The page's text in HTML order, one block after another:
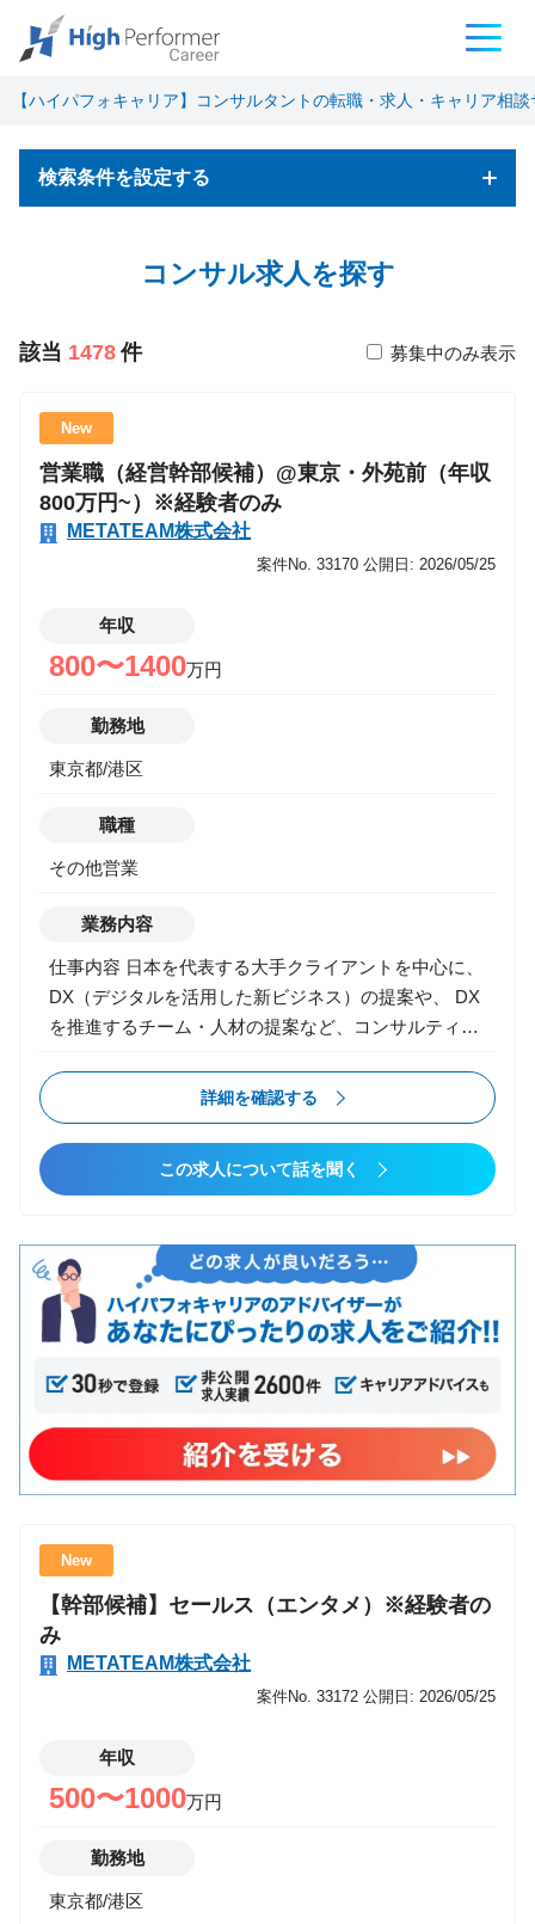
【ハイパフォキャリア】コンサルタントの転職・求人・キャリア相談
コンサル求人を探す
該当 1478 件 募集中のみ表示
New
営業職（経営幹部候補）@東京・外苑前（年収
800万円~）※経験者のみ
METATEAM株式会社
案件No. 33170 公開日: 2026/05/25
年収
800〜1400万円
勤務地
東京都/港区
職種
その他営業
業務内容
仕事内容 日本を代表する大手クライアントを中心に、
DX（デジタルを活用した新ビジネス）の提案や、 DX
を推進するチーム・人材の提案など、コンサルティン
容 ・IT人財でのソリューション提案（1名〜数十名の
チーム単位で提案） ・IT人財との連携（在籍エンジニ
ア/コンサルタントとの連携） ・新規顧客獲得、顧客
深耕 ・事業戦略立案、実行 ・メンバーマネジメント
営幹部候補として、事業戦略立案・事業拡大もお任せ
していく想定です ■ 入社後の研修体制 １．入社オリエ
ンテーション（入社日／1日座学） ２．OJT研修（入
しています ３．上長との月次1on1 ※月1で本部長
面も多くあります その他にも、商談前の事前
MTG実施など、随時 社内でのナレッジ共有を行って
マネジメント力が身に付きます！ ２．大手企業の役
員・DX事業責任者クラスとの商談機会が多く、「価値
ある仕事」を自ら生み出す面白さがあります！ ３．少
数精鋭チームを牽引いただくなかで、キャリアの選択
円 ／ 営業歴5年 ／ 中途2年目 29歳（リーダー） 年収
1,200万円 ／ 営業歴7年 ／ 中途1年目 31歳（マネジャ
32歳（事業部長 兼 副部長） ※中長期的なキャリアイ
メージ等、詳しくは採用担当へご質問ください！ ＜
詳細を確認する
この求人について話を聞く
New
【幹部候補】セールス（エンタメ）※経験者の
み
METATEAM株式会社
案件No. 33172 公開日: 2026/05/25
年収
500〜1000万円
勤務地
東京都/港区
検索条件を設定する
基本条件
職種
コンサルタント
運用/資金管理->アナリスト/エコノミスト/ストラテジ
運用/資金管理->投資理論/アクチュアリー/商品開発
ITエンジニア
マーケティング
営業
希望年収
転職タイプ
エンジニアからコンサル
ポストコンサル
未経験からコンサル
コンサルティング